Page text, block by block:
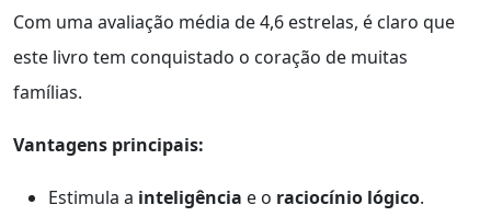
Com uma avaliação média de 4,6 estrelas, é claro que
este livro tem conquistado o coração de muitas
famílias.
Vantagens principais:
Estimula a inteligência e o raciocínio lógico.